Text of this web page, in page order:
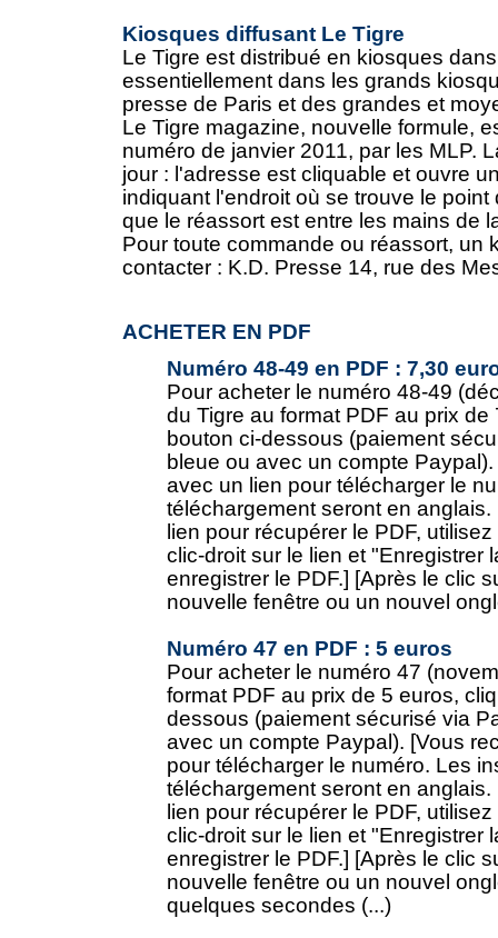
Kiosques diffusant Le Tigre
Le Tigre est distribué en kiosques
essentiellement dans les grands
presse de Paris et des grandes et
Le Tigre magazine, nouvelle formule,
numéro de janvier 2011, par les MLP.
jour : l'adresse est cliquable et ouvre
indiquant l'endroit où se trouve le
que le réassort est entre les mains de
Pour toute commande ou réassort, un
contacter : K.D. Presse 14, rue des
ACHETER EN PDF
Numéro 48-49 en PDF : 7,30
Pour acheter le numéro 48-49
du Tigre au format PDF au prix
bouton ci-dessous (paiement
bleue ou avec un compte
avec un lien pour télécharger le
téléchargement seront en
lien pour récupérer le PDF,
clic-droit sur le lien et "Enregistrer
enregistrer le PDF.] [Après le clic
nouvelle fenêtre ou un nouvel
Numéro 47 en PDF : 5 euros
Pour acheter le numéro 47
format PDF au prix de 5 euros,
dessous (paiement sécurisé via
avec un compte Paypal). [Vous
pour télécharger le numéro. Les
téléchargement seront en
lien pour récupérer le PDF,
clic-droit sur le lien et "Enregistrer
enregistrer le PDF.] [Après le clic
nouvelle fenêtre ou un nouvel
quelques secondes (...)